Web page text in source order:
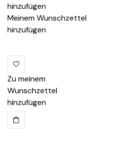
hinzufügen
Meinem Wunschzettel
hinzufügen
Zu meinem
Wunschzettel
hinzufügen